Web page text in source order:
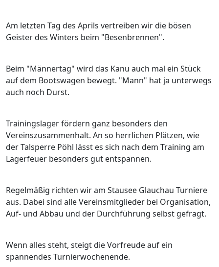
Am letzten Tag des Aprils vertreiben wir die bösen
Geister des Winters beim "Besenbrennen".
Beim "Männertag" wird das Kanu auch mal ein Stück
auf dem Bootswagen bewegt. "Mann" hat ja unterwegs
auch noch Durst.
Trainingslager fördern ganz besonders den
Vereinszusammenhalt. An so herrlichen Plätzen, wie
der Talsperre Pöhl lässt es sich nach dem Training am
Lagerfeuer besonders gut entspannen.
Regelmäßig richten wir am Stausee Glauchau Turniere
aus. Dabei sind alle Vereinsmitglieder bei Organisation,
Auf- und Abbau und der Durchführung selbst gefragt.
Wenn alles steht, steigt die Vorfreude auf ein
spannendes Turnierwochenende.